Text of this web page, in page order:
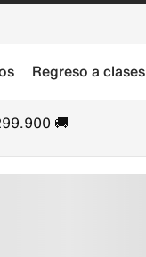
Regreso a clases
🚚